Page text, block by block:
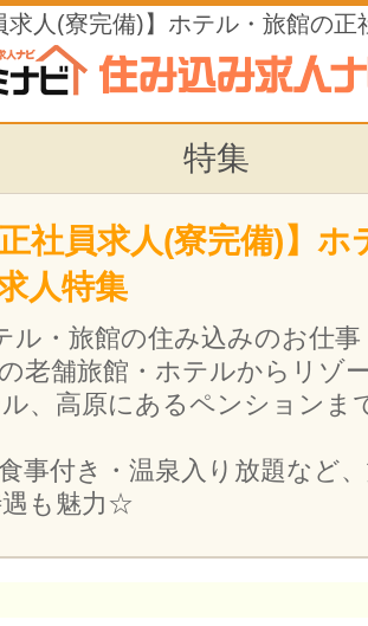
求人(寮完備)】ホテル・旅館の
特集
正社員求人(寮完備)】
人特集
ル・旅館の住み込みのお仕事
老舗旅館・ホテルからリゾ
、高原にあるペンションま
事付き・温泉入り放題など
も魅力☆